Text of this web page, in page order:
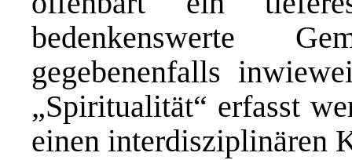
bedenkenswerte
gegebenenfalls
„Spiritualität“ erfasst
einen interdisziplinären